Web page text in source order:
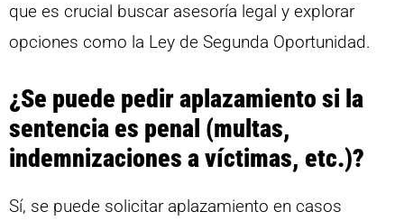
que es crucial buscar asesoría legal y explorar
opciones como la Ley de Segunda Oportunidad.
¿Se puede pedir aplazamiento si la
sentencia es penal (multas,
indemnizaciones a víctimas, etc.)?
Sí, se puede solicitar aplazamiento en casos